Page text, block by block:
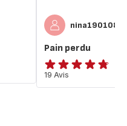
nina190108
Pain perdu
ratings.4.7
19 Avis